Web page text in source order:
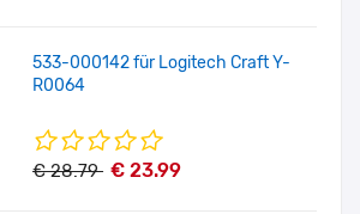
533-000142 für Logitech Craft Y-
R0064
€ 28.79 € 23.99